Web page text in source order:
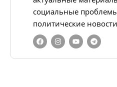
социальные
политические новости